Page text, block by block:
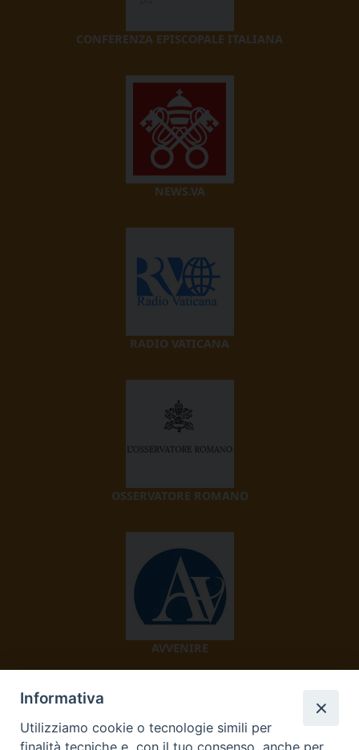
CONFERENZA EPISCOPALE ITALIANA
NEWS.VA
RADIO VATICANA
OSSERVATORE ROMANO
AVVENIRE
Informativa
Utilizziamo cookie o tecnologie simili per